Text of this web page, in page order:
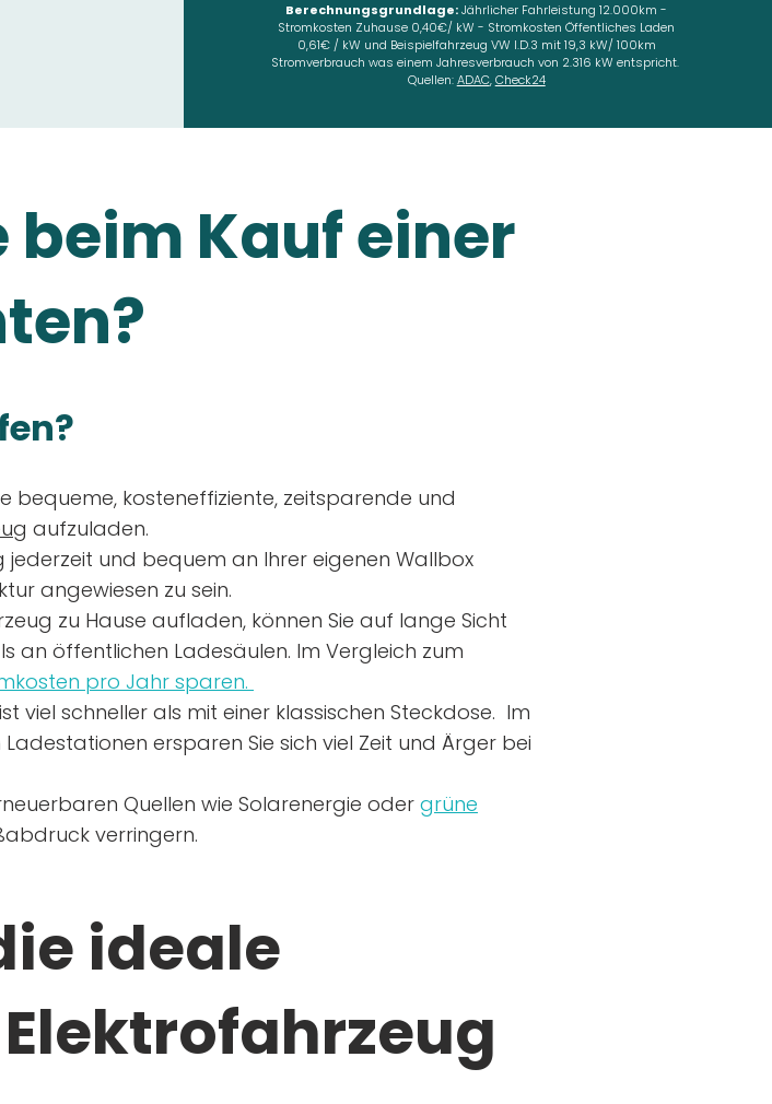
Berechnungsgrundlage:Jährlicher Fahrleistung 12.000km -
Stromkosten Zuhause 0,40€/ kW - Stromkosten Öffentliches Laden
0,61€ / kW und Beispielfahrzeug VW I.D.3 mit 19,3 kW/ 100km
Stromverbrauch was einem Jahresverbrauch von 2.316 kW entspricht.
Quellen:ADAC,Check24
beim Kauf einer
bequeme, kosteneffiziente, zeitsparende und
aufzuladen.
jederzeit und bequem an Ihrer eigenen Wallbox
angewiesen zu sein.
zu Hause aufladen, können Sie auf lange Sicht
an öffentlichen Ladesäulen. Im Vergleich zum
pro Jahr sparen.
ist viel schneller als mit einer klassischen Steckdose. Im
ersparen Sie sich viel Zeit und Ärger bei
Quellen wie Solarenergie oder grüne
verringern.
ideale